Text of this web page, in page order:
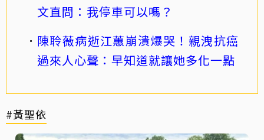
文直問：我停車可以嗎？
陳聆薇病逝江蕙崩潰爆哭！親洩抗癌
過來人心聲：早知道就讓她多化一點
#黃聖依